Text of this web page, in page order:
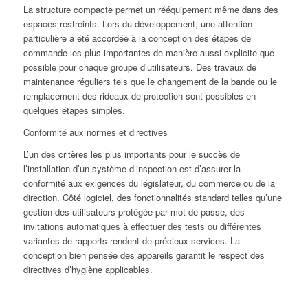
La structure compacte permet un rééquipement même dans des
espaces restreints. Lors du développement, une attention
particulière a été accordée à la conception des étapes de
commande les plus importantes de manière aussi explicite que
possible pour chaque groupe d’utilisateurs. Des travaux de
maintenance réguliers tels que le changement de la bande ou le
remplacement des rideaux de protection sont possibles en
quelques étapes simples.
Conformité aux normes et directives
L’un des critères les plus importants pour le succès de
l’installation d’un système d’inspection est d’assurer la
conformité aux exigences du législateur, du commerce ou de la
direction. Côté logiciel, des fonctionnalités standard telles qu’une
gestion des utilisateurs protégée par mot de passe, des
invitations automatiques à effectuer des tests ou différentes
variantes de rapports rendent de précieux services. La
conception bien pensée des appareils garantit le respect des
directives d’hygiène applicables.